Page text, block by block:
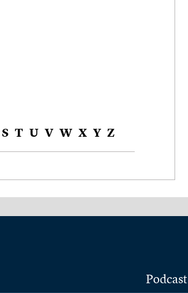
S T U V W X Y Z
Podcast